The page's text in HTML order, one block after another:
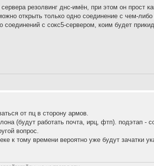
резолвинг днс-имён, при этом он прост
открыть только одно соединение с чем-
соединений с сокс5-сервером, коим будет
от пц в сторону армов.
(будут работать почта, ирц, фтп). подэтап -
вопрос.
к тому времени вероятно уже будут зачатки